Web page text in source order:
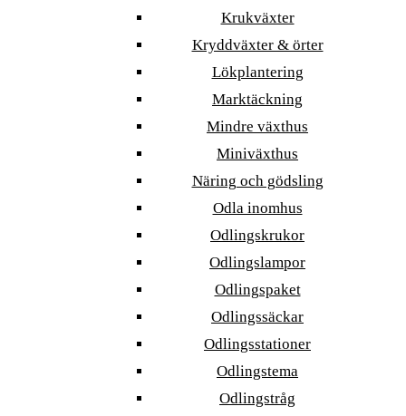
Krukväxter
Kryddväxter & örter
Lökplantering
Marktäckning
Mindre växthus
Miniväxthus
Näring och gödsling
Odla inomhus
Odlingskrukor
Odlingslampor
Odlingspaket
Odlingssäckar
Odlingsstationer
Odlingstema
Odlingstråg